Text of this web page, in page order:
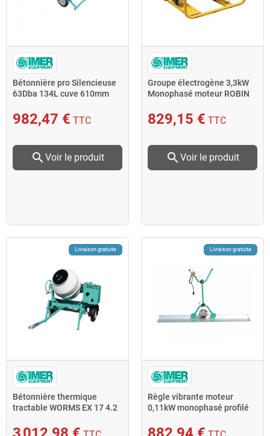
Bétonnière pro Silencieuse
63Dba 134L cuve 610mm
982,47 € TTC
search Voir le produit
Groupe électrogène 3,3kW
Monophasé moteur ROBIN
829,15 € TTC
search Voir le produit
Livraison gratuite
Bétonnière thermique
tractable WORMS EX 17 4.2
Livraison gratuite
Règle vibrante moteur
0,11kW monophasé profilé